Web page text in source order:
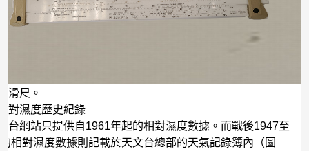
滑尺。
對濕度歷史紀錄
台網站只提供自1961年起的相對濕度數據。而戰後1947至
相對濕度數據則記載於天文台總部的天氣記錄簿內（圖